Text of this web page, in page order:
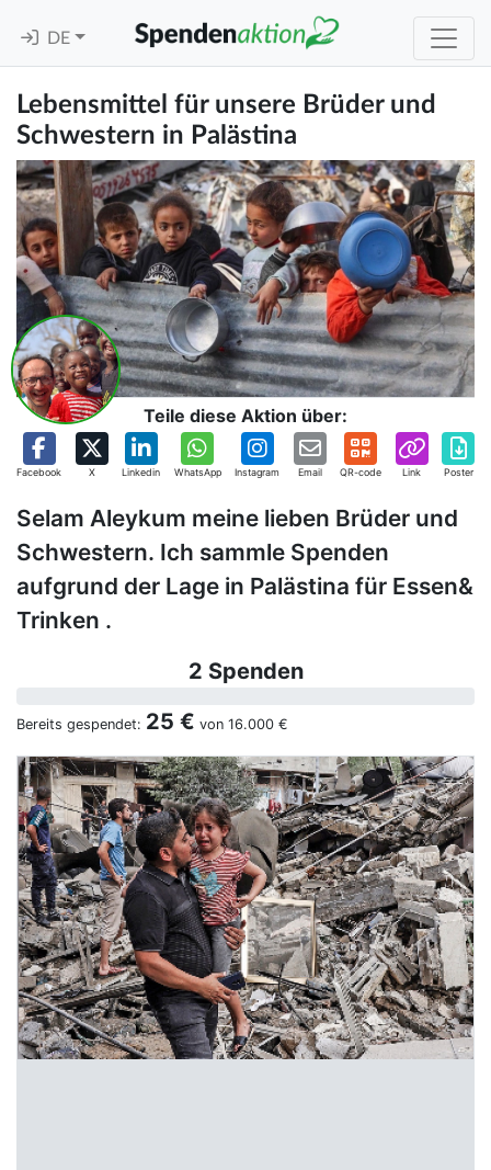
DE
Lebensmittel für unsere Brüder und
Schwestern in Palästina
Teile diese Aktion über:
Facebook X Linkedin WhatsApp Instagram Email QR-code Link Poster
Selam Aleykum meine lieben Brüder und
Schwestern. Ich sammle Spenden
aufgrund der Lage in Palästina für Essen&
Trinken .
2 Spenden
Bereits gespendet: 25 € von 16.000 €